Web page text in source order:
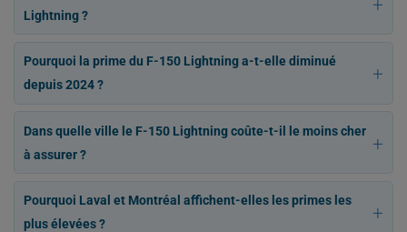
Lightning ?
Pourquoi la prime du F-150 Lightning a-t-elle diminué
depuis 2024 ?
Dans quelle ville le F-150 Lightning coûte-t-il le moins cher
à assurer ?
Pourquoi Laval et Montréal affichent-elles les primes les
plus élevées ?